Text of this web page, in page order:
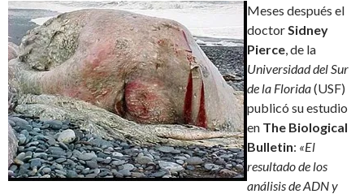
Meses después el
doctorSidney
Pierce, de la
Universidaddel Sur
de la Florida(USF)
publicó su estudio
en The Biological
Bulletin: «El
resultado de los
análisis de ADN y